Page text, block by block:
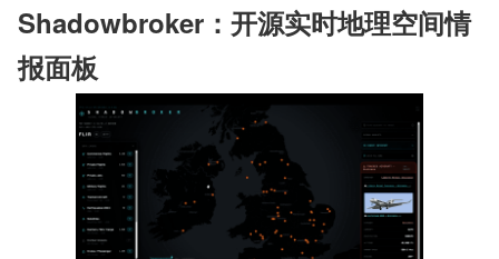
Shadowbroker：开源实时地理空间情
报面板